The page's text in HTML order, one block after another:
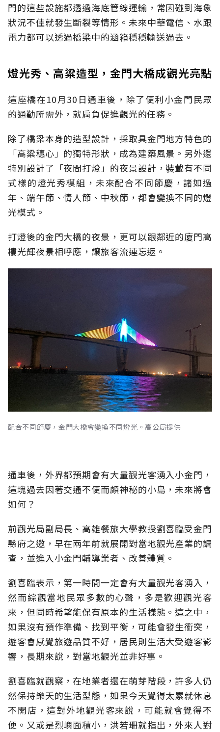
門的這些設施都透過海底管線運輸，常因碰到海象
狀況不佳就發生斷裂等情形。未來中華電信、水跟
電力都可以透過橋梁中的涵箱穩穩輸送過去。
燈光秀、高粱造型，金門大橋成觀光亮點
這座橋在10月30日通車後，除了便利小金門民眾
的通勤所需外，就肩負促進觀光的任務。
除了橋梁本身的造型設計，採取具金門地方特色的
「高粱穗心」的獨特形狀，成為建築風景。另外還
特別設計了「夜間打燈」的夜景設計，裝載有不同
式樣的燈光秀模組，未來配合不同節慶，諸如過
年、端午節、情人節、中秋節，都會變換不同的燈
光模式。
打燈後的金門大橋的夜景，更可以跟鄰近的廈門高
樓光輝夜景相呼應，讓旅客流連忘返。
配合不同節慶，金門大橋會變換不同燈光。高公局提供
通車後，外界都預期會有大量觀光客湧入小金門，
這塊過去因著交通不便而頗神秘的小島，未來將會
如何？
前觀光局副局長、高雄餐旅大學教授劉喜臨受金門
縣府之邀，早在兩年前就展開對當地觀光產業的調
查，並進入小金門輔導業者、改善體質。
劉喜臨表示，第一時間一定會有大量觀光客湧入，
然而綜觀當地民眾多數的心聲，多是歡迎觀光客
來，但同時希望能保有原本的生活樣態。這之中，
如果沒有預作準備、找到平衡，可能會發生衝突，
遊客會感覺旅遊品質不好，居民則生活大受遊客影
響，長期來說，對當地觀光並非好事。
劉喜臨就觀察，在地業者還在萌芽階段，許多人仍
然保持樂天的生活型態，如果今天覺得太累就休息
不開店，這對外地觀光客來說，可能就會覺得不
便。又或是烈嶼面積小，洪若珊就指出，外來人對